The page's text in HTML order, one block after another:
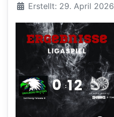
DetailsErstellt: 29. April 2026